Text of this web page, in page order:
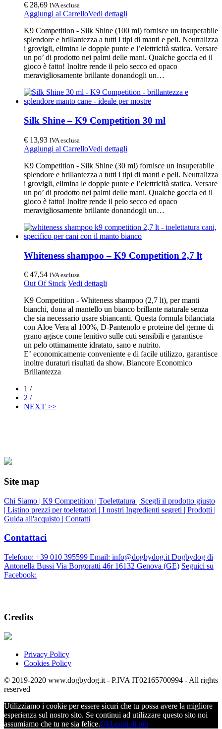
€ 28,69 IVA esclusa
Aggiungi al CarrelloVedi dettagli
K9 Competition - Silk Shine (100 ml) fornisce un insuperabile
splendore e brillantezza a tutti i tipi di manti e peli. Neutralizza
i grovigli, elimina le doppie punte e l’elettricità statica. Versare
un po’ di prodotto nei palmi delle mani. Qualche goccia ed il
gioco è fatto! Inoltre rende il pelo secco ed opaco
meravigliosamente brillante donandogli un…
Silk Shine – K9 Competition 30 ml
€ 13,93 IVA esclusa
Aggiungi al CarrelloVedi dettagli
K9 Competition - Silk Shine (30 ml) fornisce un insuperabile
splendore e brillantezza a tutti i tipi di manti e peli. Neutralizza
i grovigli, elimina le doppie punte e l’elettricità statica. Versare
un po’ di prodotto nei palmi delle mani. Qualche goccia ed il
gioco è fatto! Inoltre rende il pelo secco ed opaco
meravigliosamente brillante donandogli un…
Whiteness shampoo – K9 Competition 2,7 lt
€ 47,54 IVA esclusa
Out Of Stock Vedi dettagli
K9 Competition - Whiteness shampoo (2,7 lt), per manti
bianchi, dona al mantello un bianco brillante naturale senza
che sia necessario usare sbiancanti. Questa formula bilanciata
con Aloe Vera al 100%, D-Pantenolo e proteine del germe di
grano agisce come lenitivo sulle cuti sensibili e garantisce
un pelo ottimamente idratato, sano e nutrito.
E’ economicamente conveniente e di facile utilizzo, garantisce
inoltre duraturi risultati da show. Biancore Economico
Brillantezza
1 /
2 /
NEXT >>
Site map
Chi Siamo | K9 Competition | Toelettatura | Scegli il prodotto giusto
| Listino prezzi per toelettatori | I nostri Ingredienti segreti | Prodotti |
Guida all'acquisto | Contatti
Contattaci
Telefono: +39 010 395599 Email: info@dogbydog.it Dogbydog di
Antonella Bussi Via Borgoratti 46r 16132 Genova (GE) Seguici su
Facebook:
Credits
Privacy Policy
Cookies Policy
© 2019-2020 www.dogbydog.it - P.IVA IT02165700994 - All rights
reserved
Utilizziamo i cookie per essere sicuri che tu possa avere la migliore
esperienza sul nostro sito. Se continui ad utilizzare questo sito noi
assumiamo che tu ne sia felice.OkLeggi di più